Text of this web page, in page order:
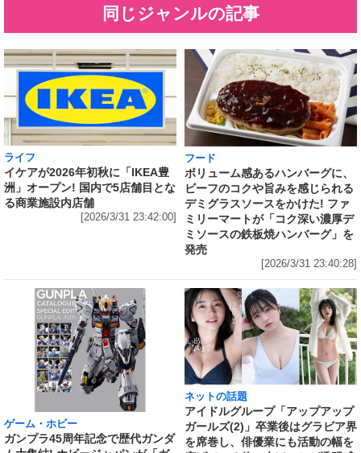
同じジャンルの記事
ライフ
イケアが2026年初秋に「IKEA豊
洲」オープン! 国内で5店舗目とな
る商業施設内店舗
[2026/3/31 23:42:00]
フード
ボリューム感あるハンバーグに、
ビーフのコクや旨みを感じられる
デミグラスソースをかけた! ファ
ミリーマートが「コク深い濃厚デ
ミソースの鉄板焼ハンバーグ」を
発売
[2026/3/31 23:40:28]
ゲーム・ホビー
ガンプラ45周年記念で歴代ガンダ
ネットの話題
アイドルグループ「アップアップ
ガールズ(2)」卒業後はグラビア界
を席巻し、俳優業にも活動の幅を